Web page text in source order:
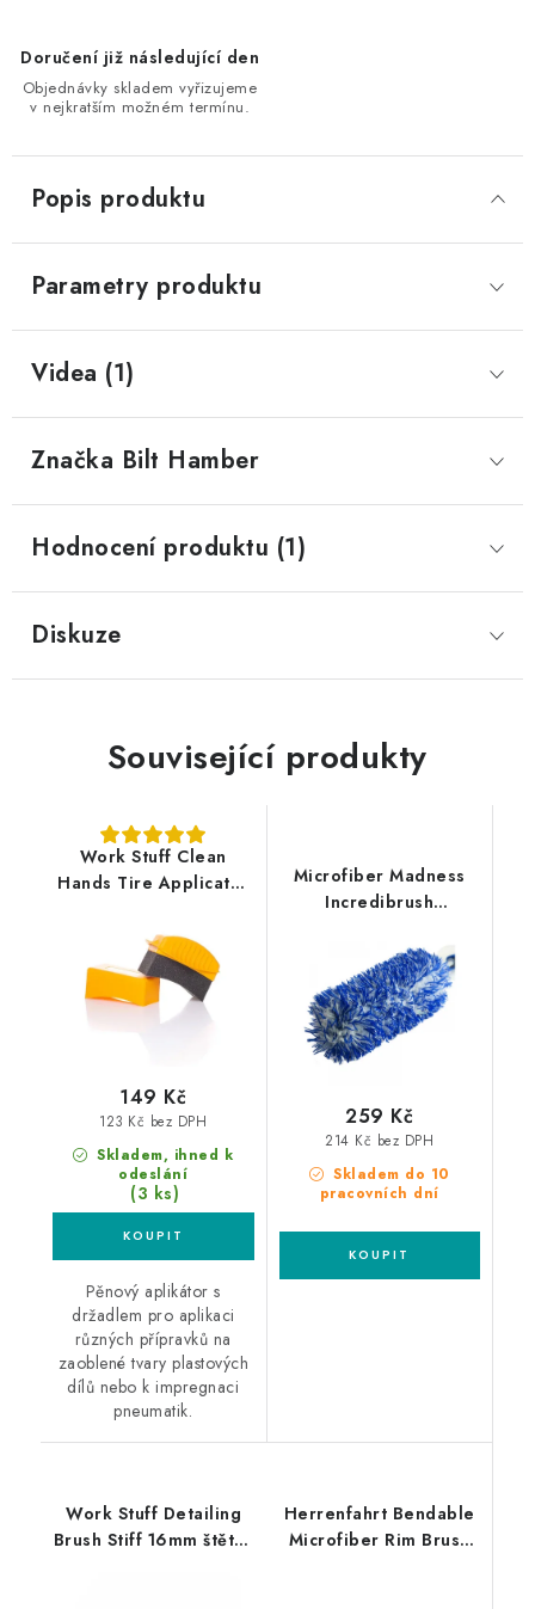
Doručení již následující den
Objednávky skladem vyřizujeme
v nejkratším možném termínu.
Popis produktu
Parametry produktu
Videa (1)
Značka Bilt Hamber
Hodnocení produktu (1)
Diskuze
Související produkty
Work Stuff Clean
Hands Tire Applicator
pneu
Skladem, ihned k
odeslání
(3 ks)
123 Kč bez DPH
149 Kč
Pěnový aplikátor s
držadlem pro aplikaci
různých přípravků na
zaoblené tvary plastových
dílů nebo k impregnaci
pneumatik.
Microfiber Madness
Incredibrush
Skladem do 10
pracovních dní
214 Kč bez DPH
259 Kč
Work Stuff Detailing
Brush Stiff 16mm štětec
Herrenfahrt Bendable
Microfiber Rim Brush